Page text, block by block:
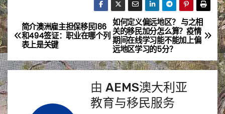
文
章
导
如何定义偏远地区？ 与之相
关的移民加分怎么算？疫情
期间在线学习能不能加上偏
远地区学习的5分？
简介澳洲雇主担保移民186
和494签证：职业在哪个列
表上是关键
由 AEMS澳大利亚
教育与移民服务